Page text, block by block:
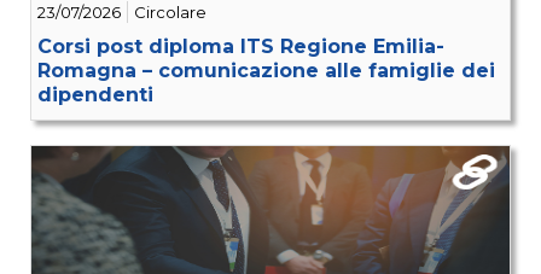
23/07/2026 Circolare
Corsi post diploma ITS Regione Emilia-
Romagna – comunicazione alle famiglie dei
dipendenti